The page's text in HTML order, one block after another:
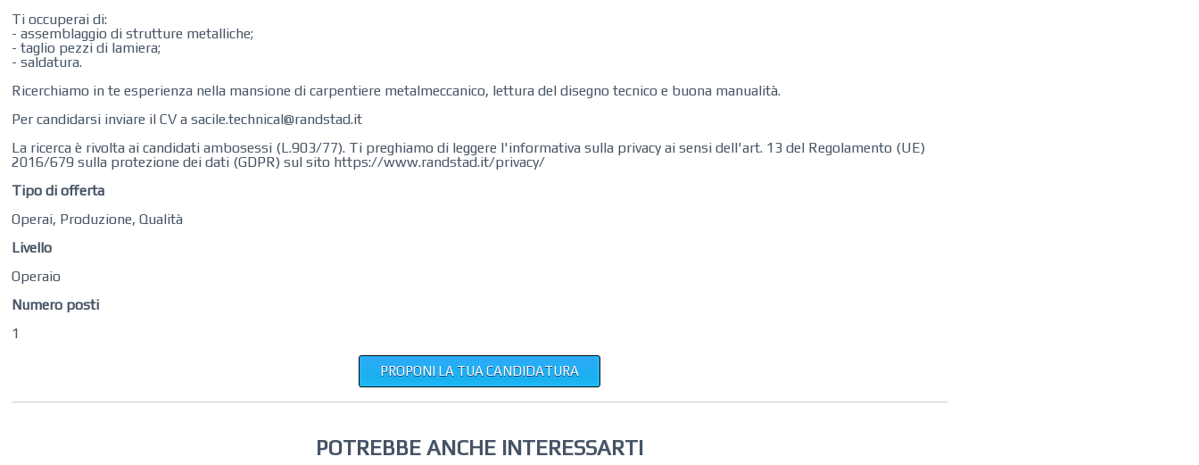
Ti‌ ‌occuperai‌ ‌di:
- assemblaggio‌ ‌di‌ ‌strutture‌ ‌metalliche‌;
- taglio pezzi di lamiera;
- saldatura. ‌
‌Ricerchiamo‌ ‌in‌ ‌te‌ ‌esperienza nella mansione di carpentiere metalmeccanico, lettura del disegno tecnico e buona manualità. ‌
Per candidarsi inviare il CV a sacile.technical@randstad.it ‌
La ricerca è rivolta ai candidati ambosessi (L.903/77). Ti preghiamo di leggere l'informativa sulla privacy ai sensi dell'art. 13 del Regolamento (UE)
2016/679 sulla protezione dei dati (GDPR) sul sito https://www.randstad.it/privacy/
Tipo di offerta
Operai, Produzione, Qualità
Livello
Operaio
Numero posti
1
PROPONI LA TUA CANDIDATURA
POTREBBE ANCHE INTERESSARTI